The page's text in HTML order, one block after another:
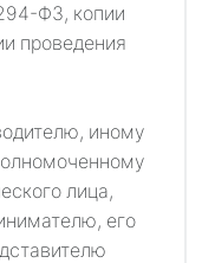
ФЗ, копии
проведения
иному
лица,
его